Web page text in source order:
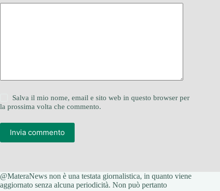
Salva il mio nome, email e sito web in questo browser per
la prossima volta che commento.
Invia commento
@MateraNews non è una testata giornalistica, in quanto viene
aggiornato senza alcuna periodicità. Non può pertanto